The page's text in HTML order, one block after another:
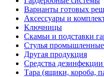
Варианты готовых
Аксессуары и
Ключницы
Скамьи и подставки
Стулья промышленные
Другая продукция
Средства
Тара (ящики, короба,